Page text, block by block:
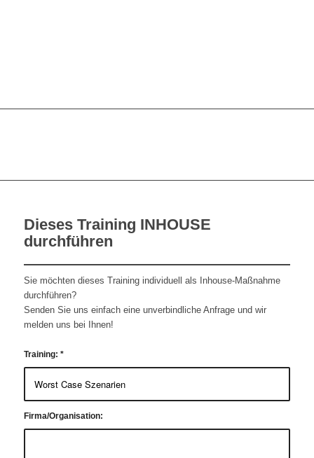
Dieses Training INHOUSE
durchführen
Sie möchten dieses Training individuell als Inhouse-Maßnahme
durchführen?
Senden Sie uns einfach eine unverbindliche Anfrage und wir
melden uns bei Ihnen!
Training: *
Firma/Organisation: